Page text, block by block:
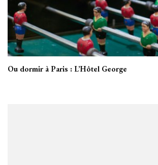
Ou dormir à Paris : L’Hôtel George